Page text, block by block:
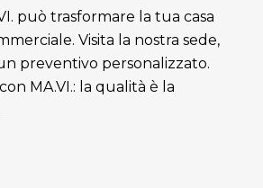
può trasformare la tua casa
Visita la nostra sede,
preventivo personalizzato.
MA.VI.: la qualità è la